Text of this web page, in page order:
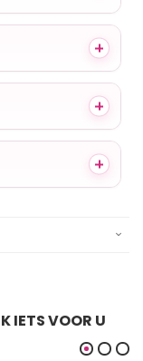
IETS VOOR U